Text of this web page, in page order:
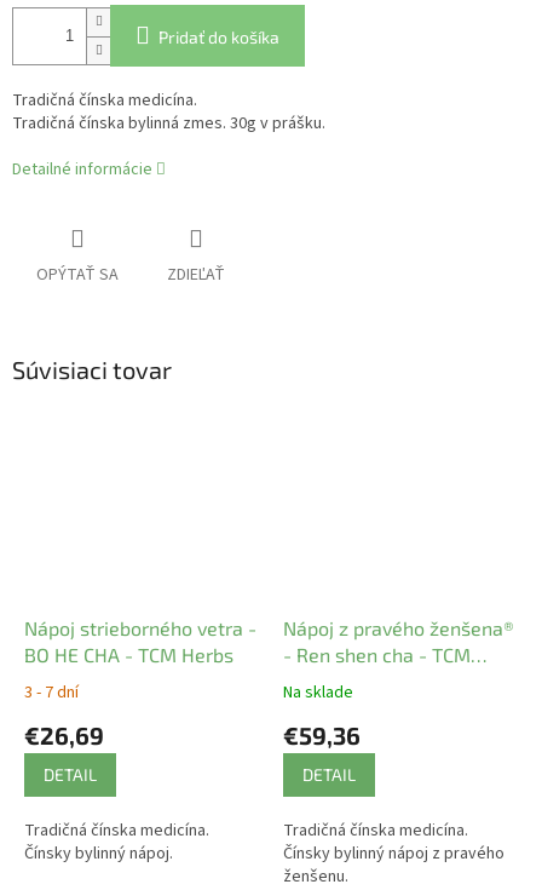
Pridať do košíka
Tradičná čínska medicína.
Tradičná čínska bylinná zmes. 30g v prášku.
Detailné informácie
OPÝTAŤ SA ZDIEĽAŤ
Súvisiaci tovar
Nápoj strieborného vetra -
BO HE CHA - TCM Herbs
3 - 7 dní
€26,69
DETAIL
Tradičná čínska medicína.
Čínsky bylinný nápoj.
Nápoj z pravého ženšena®
- Ren shen cha - TCM
Herbs
Na sklade
€59,36
DETAIL
Tradičná čínska medicína.
Čínsky bylinný nápoj z pravého
ženšenu.